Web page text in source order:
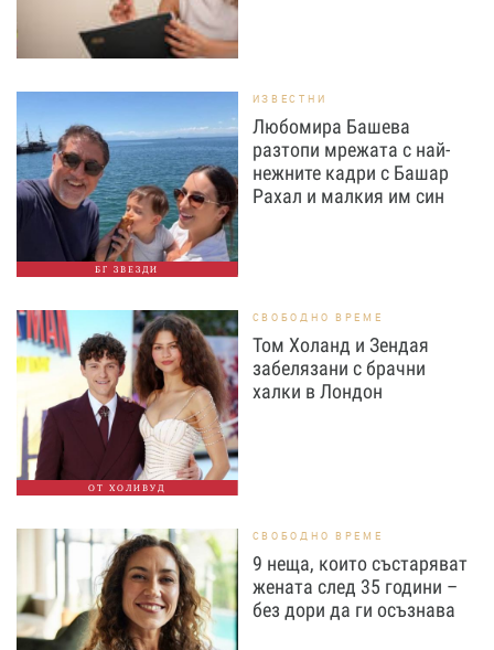
БГ ЗВЕЗДИ
ИЗВЕСТНИ
Любомира Башева
разтопи мрежата с най-
нежните кадри с Башар
Рахал и малкия им син
ОТ ХОЛИВУД
СВОБОДНО ВРЕМЕ
Том Холанд и Зендая
забелязани с брачни
халки в Лондон
СВОБОДНО ВРЕМЕ
9 неща, които състаряват
жената след 35 години –
без дори да ги осъзнава